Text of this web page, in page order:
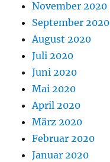
November 2020
September 2020
August 2020
Juli 2020
Juni 2020
Mai 2020
April 2020
März 2020
Februar 2020
Januar 2020